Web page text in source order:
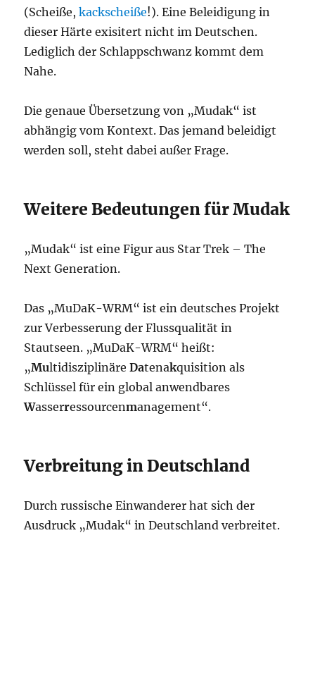
(Scheiße,kackscheiße!). Eine Beleidigung in
dieser Härte exisitert nicht im Deutschen.
Lediglich der Schlappschwanz kommt dem
Nahe.
Die genaue Übersetzung von „Mudak“ ist
abhängig vom Kontext. Das jemand beleidigt
werden soll, steht dabei außer Frage.
Weitere Bedeutungen für Mudak
„Mudak“ ist eine Figur aus Star Trek – The
Next Generation.
Das „MuDaK-WRM“ ist ein deutsches Projekt
zur Verbesserung der Flussqualität in
Stautseen. „MuDaK-WRM“ heißt:
„MultidisziplinäreDatenakquisition als
Schlüssel für ein global anwendbares
Wasserressourcenmanagement“.
Verbreitung in Deutschland
Durch russische Einwanderer hat sich der
Ausdruck „Mudak“ in Deutschland verbreitet.